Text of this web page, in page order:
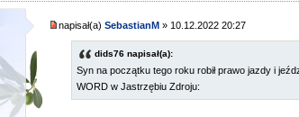
napisał(a)SebastianM » 10.12.2022 20:27
dids76 napisał(a):
Syn na początku tego roku robił prawo jazdy i
WORD w Jastrzębiu Zdroju: